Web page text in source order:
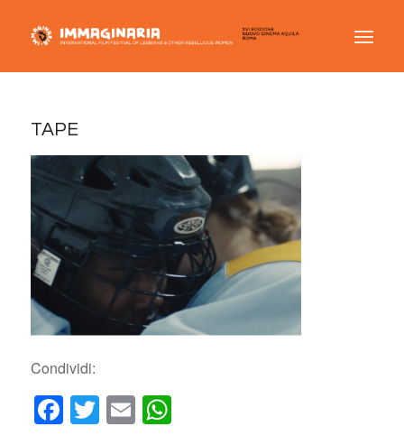
TAPE
Condividi:
Facebook
Twitter
EmailWhatsApp